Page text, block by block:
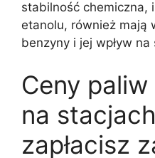
stabilność chemiczna,
etanolu, również mają
benzyny i jej wpływ
Ceny
na
zapłacisz